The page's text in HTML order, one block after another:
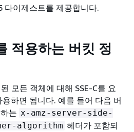
다이제스트를 제공합니다.
적용하는 버킷 정
모든 객체에 대해 SSE-C를 요
하면 됩니다. 예를 들어 다음 버
는 x-amz-server-side-
algorithm 헤더가 포함되